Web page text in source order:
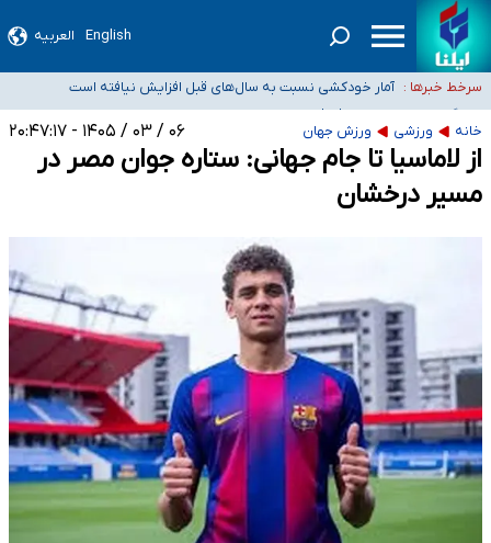
English العربیه
سرخط خبرها :
سیدحسن خمینی عزادار شد
آمار خودکشی نسبت به سال‌های قبل افزایش نیافته است
دستگیری عامل اصلی حادثه فوت حمیدرضا رجب‌زاده
نباید تفسیرهای سلیقه‌ای از مواضع رسمی کشور ارائه شود
«زیرمیزی» برای داوطلبان پزشکی سراب است/ دریافت‌های غیرمتعارف در شأن پزشکی
و کشورمان نیست/ نظام سلامت جلوی این رویه را بگیرد
خانه ورزشی ورزش جهان ۰۶ / ۰۳ / ۱۴۰۵ - ۲۰:۴۷:۱۷
از لاماسیا تا جام جهانی: ستاره جوان مصر در
مسیر درخشان